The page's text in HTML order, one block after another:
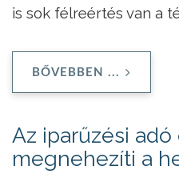
is sok félreértés van a
BŐVEBBEN ...
Az iparűzési adó
megnehezíti a